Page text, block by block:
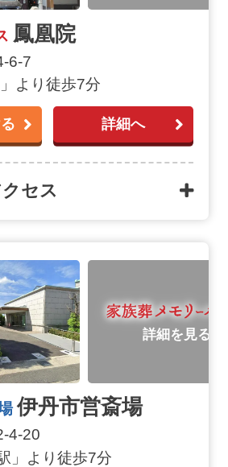
鳳凰院
6-7
より徒歩7分
詳細へ
セス
詳細を見る
伊丹市営斎場
4-20
」より徒歩7分